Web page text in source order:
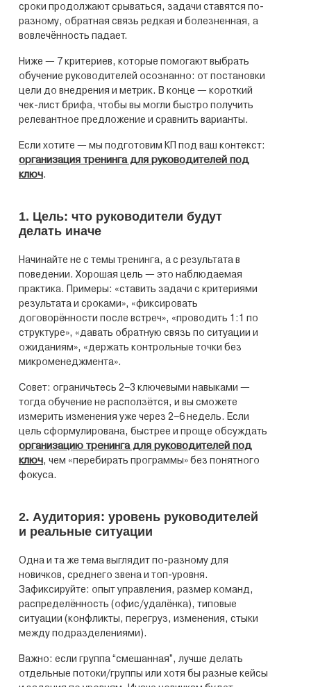
сроки продолжают срываться, задачи ставятся по-
разному, обратная связь редкая и болезненная, а
вовлечённость падает.
Ниже — 7 критериев, которые помогают выбрать
обучение руководителей осознанно: от постановки
цели до внедрения и метрик. В конце — короткий
чек-лист брифа, чтобы вы могли быстро получить
релевантное предложение и сравнить варианты.
Если хотите — мы подготовим КП под ваш контекст:
организация тренинга для руководителей под
ключ.
1. Цель: что руководители будут
делать иначе
Начинайте не с темы тренинга, а с результата в
поведении. Хорошая цель — это наблюдаемая
практика. Примеры: «ставить задачи с критериями
результата и сроками», «фиксировать
договорённости после встреч», «проводить 1:1 по
структуре», «давать обратную связь по ситуации и
ожиданиям», «держать контрольные точки без
микроменеджмента».
Совет: ограничьтесь 2–3 ключевыми навыками —
тогда обучение не расползётся, и вы сможете
измерить изменения уже через 2–6 недель. Если
цель сформулирована, быстрее и проще обсуждать
организацию тренинга для руководителей под
ключ, чем «перебирать программы» без понятного
фокуса.
2. Аудитория: уровень руководителей
и реальные ситуации
Одна и та же тема выглядит по-разному для
новичков, среднего звена и топ-уровня.
Зафиксируйте: опыт управления, размер команд,
распределённость (офис/удалёнка), типовые
ситуации (конфликты, перегруз, изменения, стыки
между подразделениями).
Важно: если группа “смешанная”, лучше делать
отдельные потоки/группы или хотя бы разные кейсы